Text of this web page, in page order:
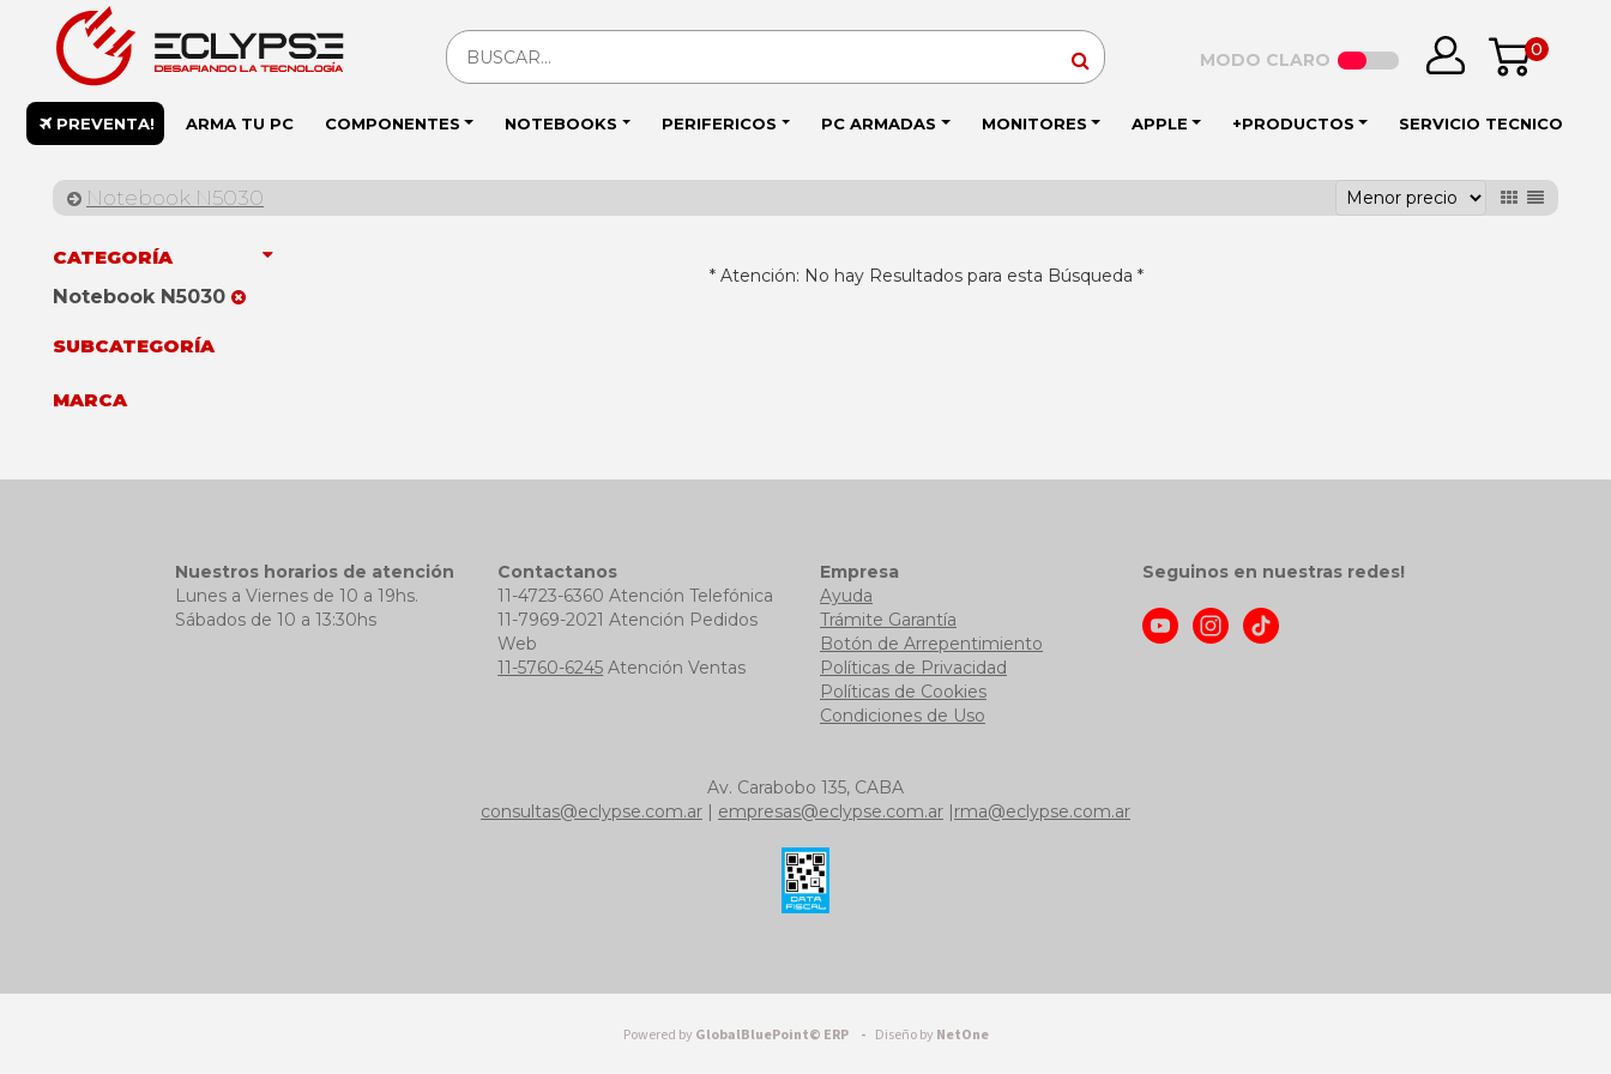
0
MODO CLARO
PREVENTA! ARMA TU PC COMPONENTES NOTEBOOKS PERIFERICOS PC ARMADAS MONITORES APPLE +PRODUCTOS SERVICIO TECNICO
Notebook N5030
CATEGORÍA
Notebook N5030
SUBCATEGORÍA
MARCA
* Atención: No hay Resultados para esta Búsqueda *
Nuestros horarios de atención
Lunes a Viernes de 10 a 19hs.
Sábados de 10 a 13:30hs
Contactanos
11-4723-6360 Atención Telefónica
11-7969-2021 Atención Pedidos
Web
11-5760-6245 Atención Ventas
Empresa
Ayuda
Trámite Garantía
Botón de Arrepentimiento
Políticas de Privacidad
Políticas de Cookies
Condiciones de Uso
Seguinos en nuestras redes!
Av. Carabobo 135, CABA
consultas@eclypse.com.ar | empresas@eclypse.com.ar |rma@eclypse.com.ar
Powered by GlobalBluePoint© ERP - Diseño by NetOne